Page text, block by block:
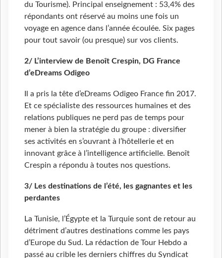
du Tourisme). Principal enseignement : 53,4% des
répondants ont réservé au moins une fois un
voyage en agence dans l’année écoulée. Six pages
pour tout savoir (ou presque) sur vos clients.
2/ L’interview de Benoît Crespin, DG France
d’eDreams Odigeo
Il a pris la tête d’eDreams Odigeo France fin 2017.
Et ce spécialiste des ressources humaines et des
relations publiques ne perd pas de temps pour
mener à bien la stratégie du groupe : diversifier
ses activités en s’ouvrant à l’hôtellerie et en
innovant grâce à l’intelligence artificielle. Benoît
Crespin a répondu à toutes nos questions.
3/ Les destinations de l’été, les gagnantes et les
perdantes
La Tunisie, l’Égypte et la Turquie sont de retour au
détriment d’autres destinations comme les pays
d’Europe du Sud. La rédaction de Tour Hebdo a
passé au crible les derniers chiffres du Syndicat